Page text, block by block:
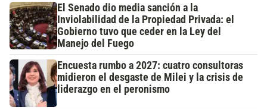
El Senado dio media sanción a la
Inviolabilidad de la Propiedad Privada: el
Gobierno tuvo que ceder en la Ley del
Manejo del Fuego
Encuesta rumbo a 2027: cuatro consultoras
midieron el desgaste de Milei y la crisis de
liderazgo en el peronismo